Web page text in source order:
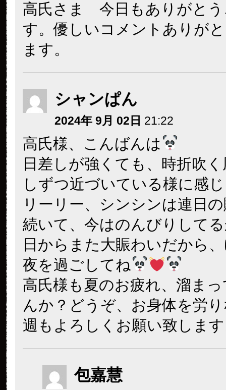
高氏さま 今日もありがとう
す。優しいコメントありが
ます。
シャンぱん
2024年 9月 02日 21:22
高氏様、こんばんは
日差しが強くても、時折吹
しずつ近づいている様に感
リーリー、シンシンは連日
続いて、今はのんびりして
日からまた大賑わいだから
夜を過ごしてね
高氏様も夏のお疲れ、溜ま
んか？どうぞ、お身体を労
週もよろしくお願い致しま
包嘉慧